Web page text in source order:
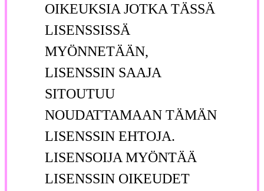
OIKEUKSIA JOTKA TÄSSÄ
LISENSSISSÄ
MYÖNNETÄÄN,
LISENSSIN SAAJA
SITOUTUU
NOUDATTAMAAN TÄMÄN
LISENSSIN EHTOJA.
LISENSOIJA MYÖNTÄÄ
LISENSSIN OIKEUDET